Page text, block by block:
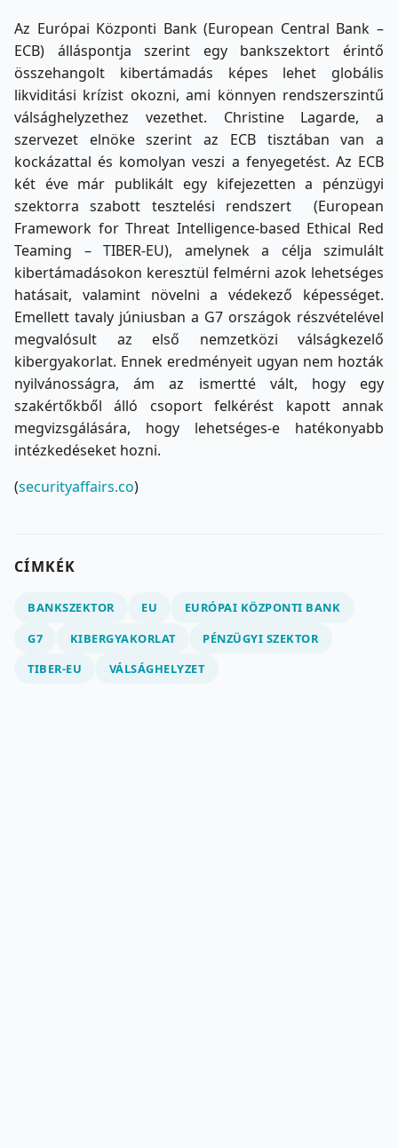
Az Európai Központi Bank (European Central Bank –
ECB) álláspontja szerint egy bankszektort érintő
összehangolt kibertámadás képes lehet globális
likviditási krízist okozni, ami könnyen rendszerszintű
válsághelyzethez vezethet. Christine Lagarde, a
szervezet elnöke szerint az ECB tisztában van a
kockázattal és komolyan veszi a fenyegetést. Az ECB
két éve már publikált egy kifejezetten a pénzügyi
szektorra szabott tesztelési rendszert (European
Framework for Threat Intelligence-based Ethical Red
Teaming – TIBER-EU), amelynek a célja szimulált
kibertámadásokon keresztül felmérni azok lehetséges
hatásait, valamint növelni a védekező képességet.
Emellett tavaly júniusban a G7 országok részvételével
megvalósult az első nemzetközi válságkezelő
kibergyakorlat. Ennek eredményeit ugyan nem hozták
nyilvánosságra, ám az ismertté vált, hogy egy
szakértőkből álló csoport felkérést kapott annak
megvizsgálására, hogy lehetséges-e hatékonyabb
intézkedéseket hozni.
(securityaffairs.co)
CÍMKÉK
BANKSZEKTOR EU
EURÓPAI KÖZPONTI BANK
G7
KIBERGYAKORLAT
PÉNZÜGYI SZEKTOR
TIBER-EU
VÁLSÁGHELYZET